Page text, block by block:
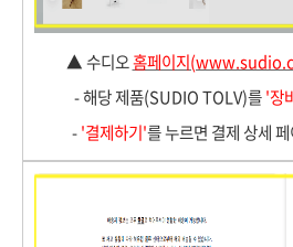
▲수디오홈페이지
- 해당 제품(SUDIO TOLV)를'장
-'결제하기'를 누르면 결제 상세